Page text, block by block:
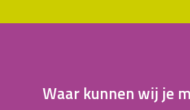
Waar kunnen wij je